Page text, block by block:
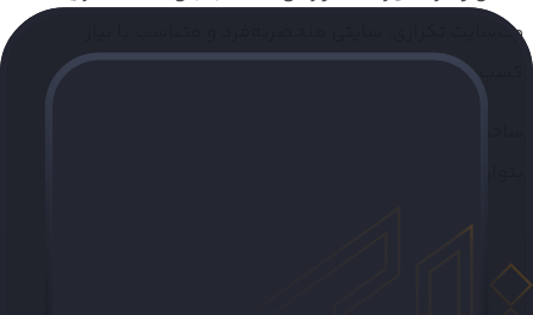
وب‌سایت تکراری، سایتی منحصربه‌فرد و متناسب با نیاز
کسب‌وکارتان بسازید.
شرکت‌های تجاری، صنعتی، مهندسی و بازرگانی